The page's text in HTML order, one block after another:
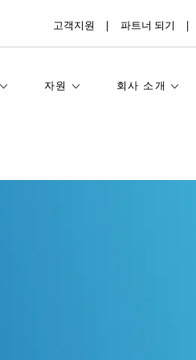
고객지원 파트너 되기
자원 회사 소개